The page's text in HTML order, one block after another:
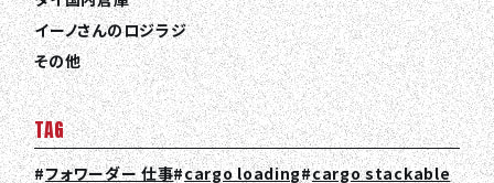
イーノさんのロジラジ
その他
TAG
フォワーダー 仕事 cargo loading cargo stackable